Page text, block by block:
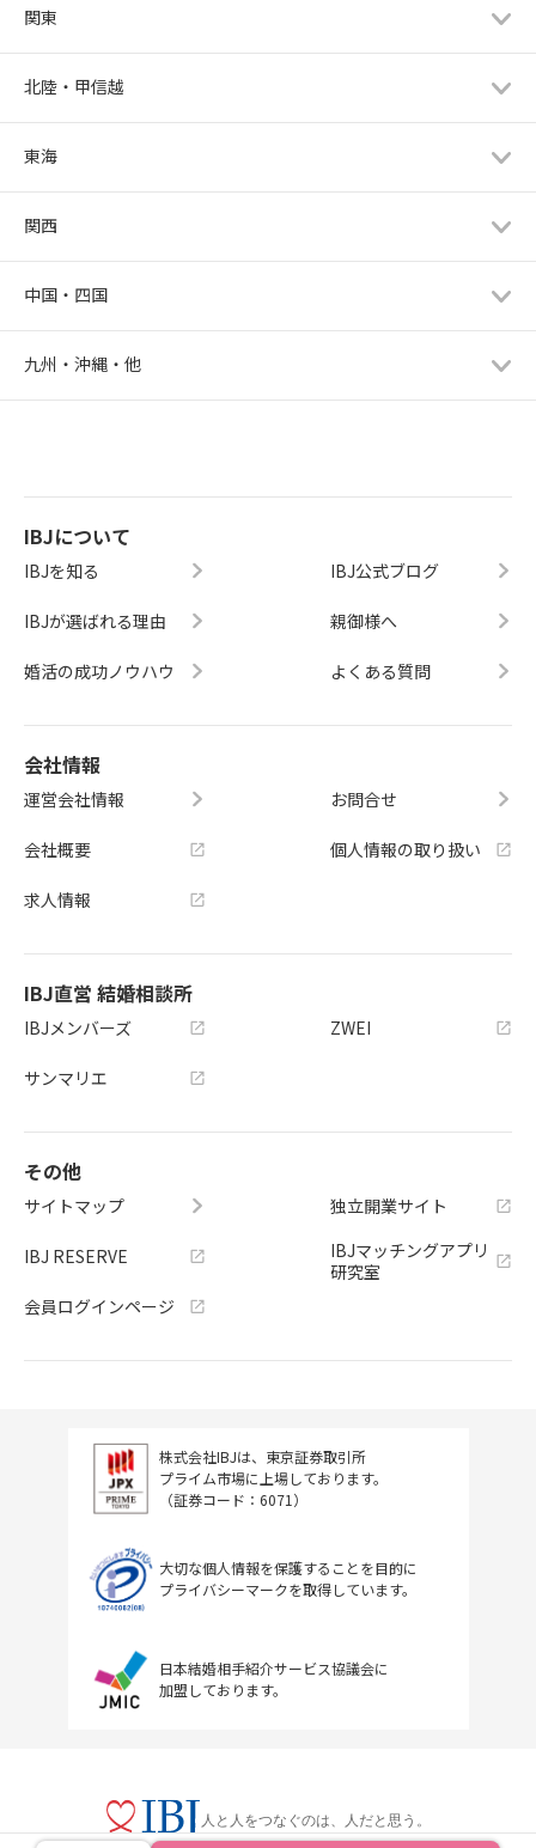
関東
北陸・甲信越
東海
関西
中国・四国
九州・沖縄・他
IBJについて
IBJを知る
IBJが選ばれる理由
婚活の成功ノウハウ
IBJ公式ブログ
親御様へ
よくある質問
会社情報
運営会社情報
会社概要
求人情報
お問合せ
個人情報の取り扱い
IBJ直営 結婚相談所
IBJメンバーズ
サンマリエ
ZWEI
その他
サイトマップ
IBJ RESERVE
会員ログインページ
独立開業サイト
IBJマッチングアプリ
研究室
株式会社IBJは、東京証券取引所
プライム市場に上場しております。
（証券コード：6071）
大切な個人情報を保護することを目的に
プライバシーマークを取得しています。
日本結婚相手紹介サービス協議会に
加盟しております。
人と人をつなぐのは、人だと思う。